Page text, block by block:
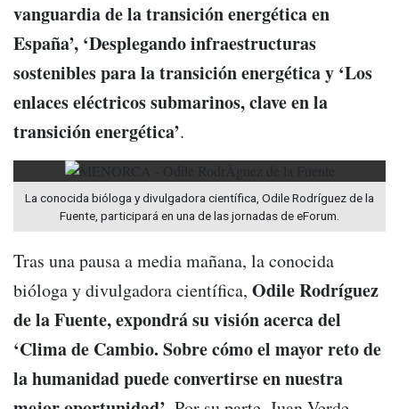
vanguardia de la transición energética en
España’, ‘Desplegando infraestructuras
sostenibles para la transición energética y ‘Los
enlaces eléctricos submarinos, clave en la
transición energética’.
La conocida bióloga y divulgadora científica, Odile Rodríguez de la
Fuente, participará en una de las jornadas de eForum.
Tras una pausa a media mañana, la conocida
bióloga y divulgadora científica, Odile Rodríguez
de la Fuente, expondrá su visión acerca del
‘Clima de Cambio. Sobre cómo el mayor reto de
la humanidad puede convertirse en nuestra